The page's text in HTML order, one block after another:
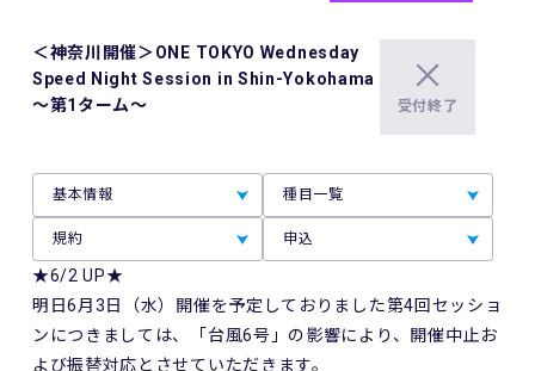
＜神奈川開催＞ONE TOKYO Wednesday
Speed Night Session in Shin-Yokohama
～第1ターム～
受付終了
基本情報 種目一覧
規約 申込
★6/2 UP★
明日6月3日（水）開催を予定しておりました第4回セッショ
ンにつきましては、「台風6号」の影響により、開催中止お
よび振替対応とさせていただきます。